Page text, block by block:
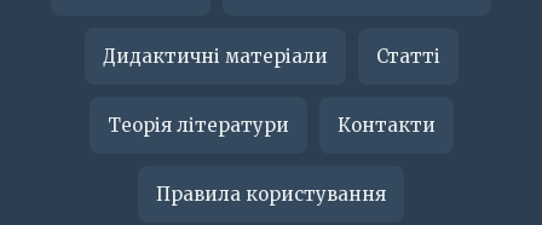
Дидактичні матеріали Статті
Теорія літератури Контакти
Правила користування